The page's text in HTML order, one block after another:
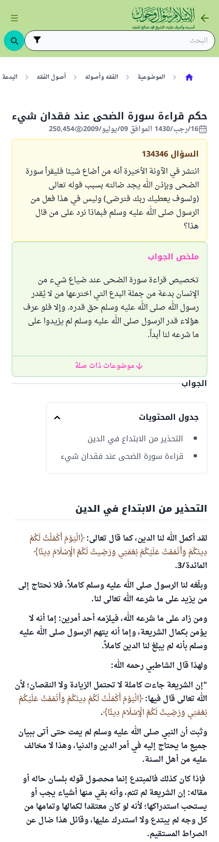
الموضوعية الفقه وأصوله أصول الفقه البدعة
حكم قراءة سورة الضحى عند فقدان شيء
16/رجب/1430 الموافق 09/يوليو/2009 250,454
السؤال 134346
انتشر في الآونة الأخيرة أنه من أضاع شيئا فليقرأ سورة
الضحى وبإذن الله يجد ضالته بسبب قوله تعالى
(ولسوف يعطيك ربك فترضى) وليس في هذا فعل من
الرسول صلى الله عليه وسلم فبماذا نرد على من قال
هذا؟
ملخص الجواب
تخصيص قراءة سورة الضحى عند ضياع شيء من
الإنسان بدعة من جملة البدع التي اخترعها من لا يُقدر
رسول الله صلى الله عليه وسلم حق قدره. وإلا فلو عرف
هؤلاء قدر الرسول صلى الله عليه وسلم لم يزيدوا على
ما شرعه لنا أبداً.
موضوعات ذات صلة
الجواب
جدول المحتويات
التحذير من الابتداع في الدين
قراءة سورة الضحى عند فقدان شيء
التحذير من الابتداع في الدين
لقد أكمل الله لنا الدين، كما قال تعالى: الْيَوْمَ أَكْمَلْتُ لَكُمْ
دِينَكُمْ وَأَتْمَمْتُ عَلَيْكُمْ نِعْمَتِي وَرَضِيتُ لَكُمُ الْإِسْلَامَ دِينًا
المائدة/3.
وبلّغه لنا الرسول صلى الله عليه وسلم كاملاً، فلا نحتاج إلى
من يزيد على ما شرعه الله تعالى لنا.
ومن زاد على ما شرعه الله، فيلزمه أحد أمرين: إما أنه لا
يؤمن بكمال الشريعة، وإما أنه يتهم الرسول صلى الله عليه
وسلم بأنه لم يبلغ لنا الدين كاملاً.
ولهذا قال الشاطبي رحمه الله:
"إن الشريعة جاءت كاملة لا تحتمل الزيادة ولا النقصان؛ لأن
الله تعالى قال فيها: الْيَوْمَ أَكْمَلْتُ لَكُمْ دِينَكُمْ وَأَتْمَمْتُ عَلَيْكُمْ
نِعْمَتِي وَرَضِيتُ لَكُمُ الْإِسْلَامَ دِينًا .
وثبت أن النبي صلى الله عليه وسلم لم يمت حتى أتى ببيان
جميع ما يحتاج إليه في أمر الدين والدنيا، وهذا لا مخالف
عليه من أهل السنة.
فإذا كان كذلك فالمبتدع إنما محصول قوله بلسان حاله أو
مقاله: إن الشريعة لم تتم، وأنه بقي منها أشياء يجب أو
يستحب استدراكها؛ لأنه لو كان معتقدا لكمالها وتمامها من
كل وجه لم يبتدع ولا استدرك عليها، وقائل هذا ضال عن
الصراط المستقيم.